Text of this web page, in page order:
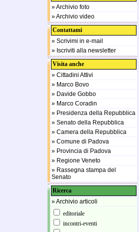
» Archivio foto
» Archivio video
Contattami
» Scrivimi in e-mail
» Iscriviti alla newsletter
Visita anche
» Cittadini Attivi
» Marco Bovo
» Davide Gobbo
» Marco Coradin
» Presidenza della Repubblica
» Senato della Repubblica
» Camera della Repubblica
» Comune di Padova
» Provincia di Padova
» Regione Veneto
» Rassegna stampa del
Senato
Ricerca
» Archivio articoli
editoriale
incontri-eventi